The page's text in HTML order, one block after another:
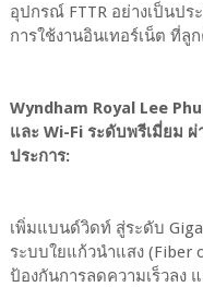
อุปกรณ์ FTTR อย่างเป็นป
การใช้งานอินเทอร์เน็ต ที่ลู
Wyndham Royal Lee
และ Wi-Fi ระดับพรีเมี่ยม
ประการ:
เพิ่มแบนด์วิดท์ สู่ระดับ
ระบบใยแก้วนำแสง (Fiber
ป้องกันการลดความเร็วลง